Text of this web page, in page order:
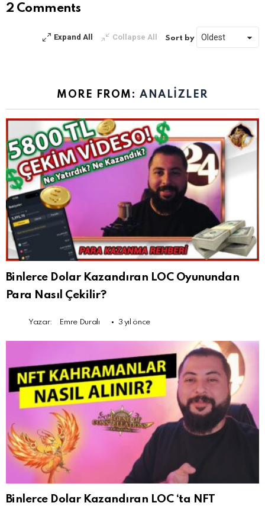
2 Comments
Expand All Collapse All Sort by
MORE FROM:ANALIZLER
Binlerce Dolar Kazandıran LOC Oyunundan
Para Nasıl Çekilir?
Yazar: Emre Duralı 3 yıl önce
Binlerce Dolar Kazandıran LOC ‘ta NFT